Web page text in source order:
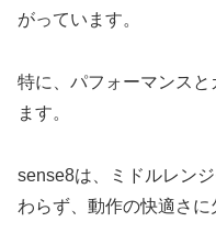
がっています。
特に、パフォーマンス
ます。
sense8は、ミドルレン
わらず、動作の快適さに